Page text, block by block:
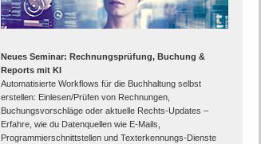
Neues Seminar: Rechnungsprüfung, Buchung &
Reports mit KI
Automatisierte Workflows für die Buchhaltung selbst
erstellen: Einlesen/Prüfen von Rechnungen,
Buchungsvorschläge oder aktuelle Rechts-Updates –
Erfahre, wie du Datenquellen wie E-Mails,
Programmierschnittstellen und Texterkennungs-Dienste